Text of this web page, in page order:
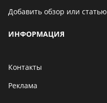
Добавить обзор или статью
ИНФОРМАЦИЯ
Контакты
Реклама